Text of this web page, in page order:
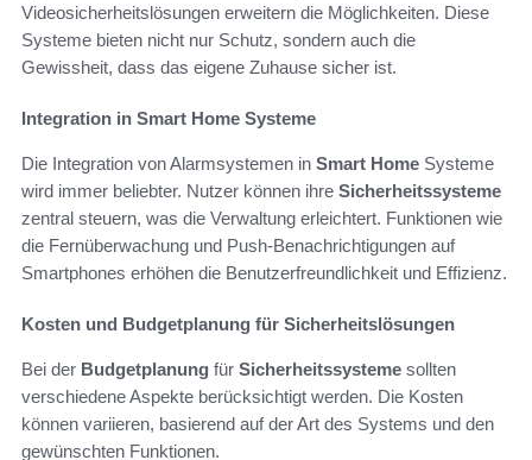
Videosicherheitslösungen erweitern die Möglichkeiten. Diese
Systeme bieten nicht nur Schutz, sondern auch die
Gewissheit, dass das eigene Zuhause sicher ist.
Integration in Smart Home Systeme
Die Integration von Alarmsystemen in Smart Home Systeme
wird immer beliebter. Nutzer können ihre Sicherheitssysteme
zentral steuern, was die Verwaltung erleichtert. Funktionen wie
die Fernüberwachung und Push-Benachrichtigungen auf
Smartphones erhöhen die Benutzerfreundlichkeit und Effizienz.
Kosten und Budgetplanung für Sicherheitslösungen
Bei der Budgetplanung für Sicherheitssysteme sollten
verschiedene Aspekte berücksichtigt werden. Die Kosten
können variieren, basierend auf der Art des Systems und den
gewünschten Funktionen.